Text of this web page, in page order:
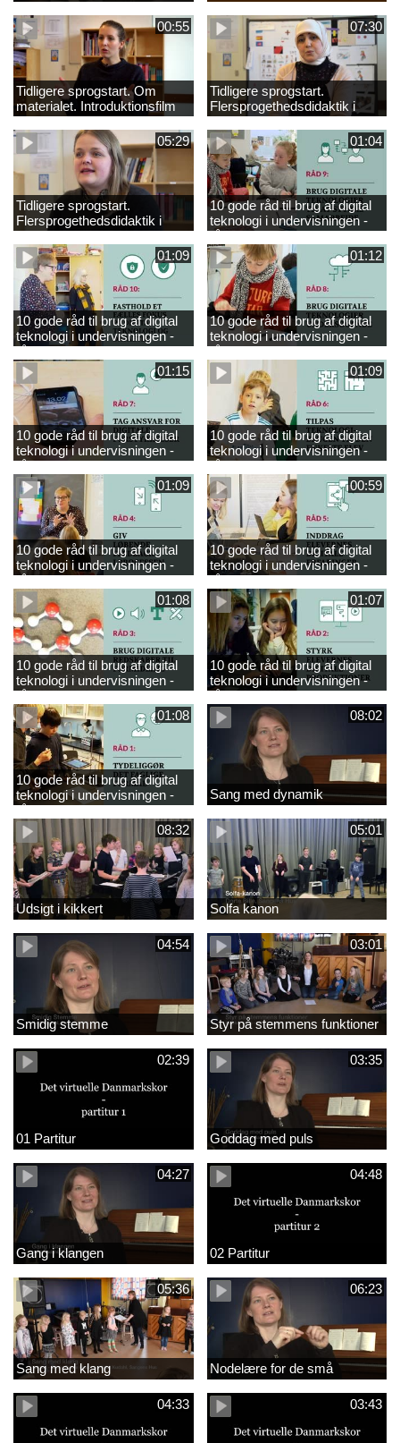
00:55
Tidligere sprogstart. Om
materialet. Introduktionsfilm
07:30
Tidligere sprogstart.
Flersprogethedsdidaktik i
fransk og tysk
05:29
Tidligere sprogstart.
Flersprogethedsdidaktik i
engelsk
01:04
10 gode råd til brug af digital
teknologi i undervisningen -
råd 9
01:09
10 gode råd til brug af digital
teknologi i undervisningen -
råd 10
01:12
10 gode råd til brug af digital
teknologi i undervisningen -
råd 8
01:15
10 gode råd til brug af digital
teknologi i undervisningen -
råd 7
01:09
10 gode råd til brug af digital
teknologi i undervisningen -
råd 6
01:09
10 gode råd til brug af digital
teknologi i undervisningen -
råd 4
00:59
10 gode råd til brug af digital
teknologi i undervisningen -
råd 5
01:08
10 gode råd til brug af digital
teknologi i undervisningen -
råd 3
01:07
10 gode råd til brug af digital
teknologi i undervisningen -
råd 2
01:08
10 gode råd til brug af digital
teknologi i undervisningen -
råd 1
08:02
Sang med dynamik
08:32
Udsigt i kikkert
05:01
Solfa kanon
04:54
Smidig stemme
03:01
Styr på stemmens funktioner
02:39
01 Partitur
03:35
Goddag med puls
04:27
Gang i klangen
04:48
02 Partitur
05:36
Sang med klang
06:23
Nodelære for de små
04:33 03:43